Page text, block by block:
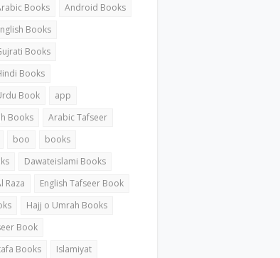
Books
Android Books
Books
Books
Books
Book
app
Books
Arabic Tafseer
boo
books
Dawateislami Books
Raza
English Tafseer Book
Hajj o Umrah Books
Book
Books
Islamiyat